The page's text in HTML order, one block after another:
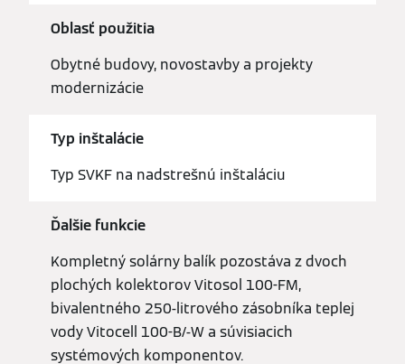
Oblasť použitia
Obytné budovy, novostavby a projekty
modernizácie
Typ inštalácie
Typ SVKF na nadstrešnú inštaláciu
Ďalšie funkcie
Kompletný solárny balík pozostáva z dvoch
plochých kolektorov Vitosol 100-FM,
bivalentného 250-litrového zásobníka teplej
vody Vitocell 100-B/-W a súvisiacich
systémových komponentov.